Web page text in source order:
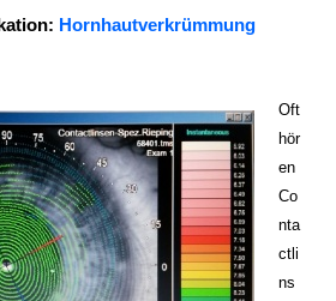
Hornhautverkrümmung
Oft
hör
en
Co
nta
ctli
ns